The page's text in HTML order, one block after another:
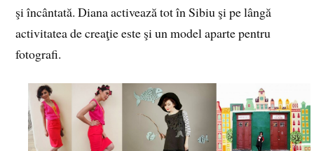
şi încântată. Diana activează tot în Sibiu şi pe lângă
activitatea de creaţie este şi un model aparte pentru
fotografi.